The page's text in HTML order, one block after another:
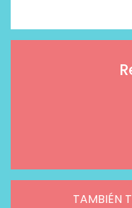
TAMBIÉN